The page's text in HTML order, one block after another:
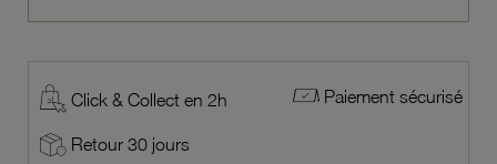
Click & Collect en 2h Paiement sécurisé
Retour 30 jours